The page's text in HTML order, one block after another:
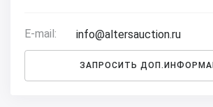
E-mail: info@altersauction.ru
ЗАПРОСИТЬ